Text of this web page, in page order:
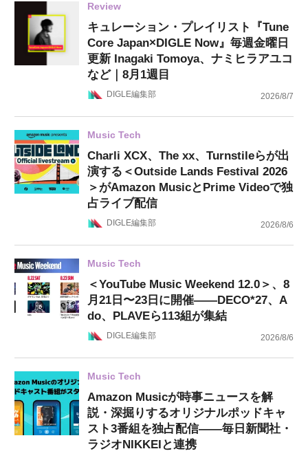
Review
キュレーション・プレイリスト『Tune
Core Japan×DIGLE Now』毎週金曜日
更新 Inagaki Tomoya、ナミヒラアユコ
など｜8月1週目
DIGLE編集部 2026/8/7
Music Tech
Charli XCX、The xx、Turnstileらが出
演する＜Outside Lands Festival 2026
＞がAmazon MusicとPrime Videoで独
占ライブ配信
DIGLE編集部 2026/8/6
Music Tech
＜YouTube Music Weekend 12.0＞、8
月21日〜23日に開催——DECO*27、A
do、PLAVEら113組が集結
DIGLE編集部 2026/8/6
Music Tech
Amazon Musicが時事ニュースを解
説・深掘りするオリジナルポッドキャ
スト3番組を独占配信——毎日新聞社・
ラジオNIKKEIと連携